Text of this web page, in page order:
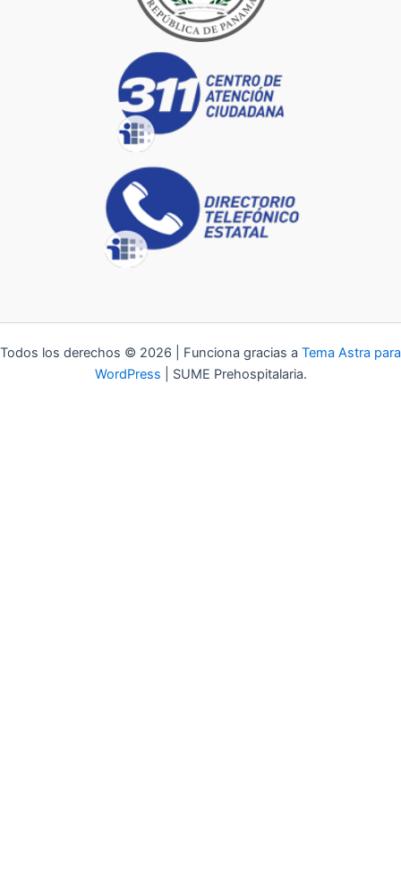
Todos los derechos © 2026 | Funciona gracias a Tema Astra para
WordPress | SUME Prehospitalaria.